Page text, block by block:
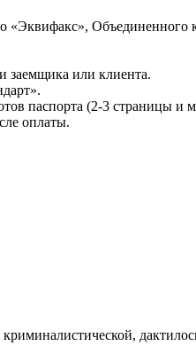
Объединенного
заемщика или клиента.
паспорта (2-3 страницы и
оплаты.